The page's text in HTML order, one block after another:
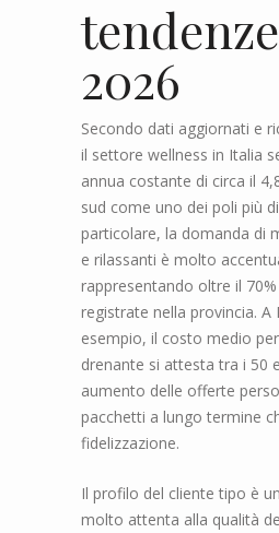
2026
Secondo dati aggiornati e
il settore wellness in Italia
annua costante di circa il
sud come uno dei poli più
particolare, la domanda di
e rilassanti è molto
rappresentando oltre il
registrate nella provincia. A
esempio, il costo medio
drenante si attesta tra i 50
aumento delle offerte
pacchetti a lungo termine
fidelizzazione.
Il profilo del cliente tipo è
molto attenta alla qualità